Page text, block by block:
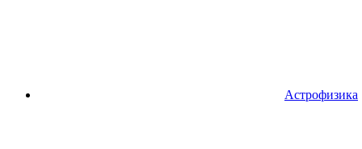
Астрофизика